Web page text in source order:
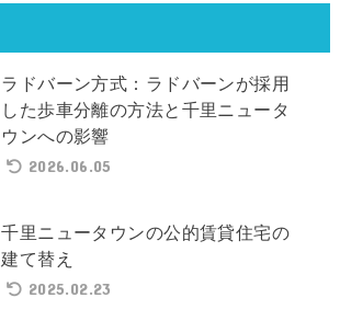
ラドバーン方式：ラドバーンが採用
した歩車分離の方法と千里ニュータ
ウンへの影響
2026.06.05
千里ニュータウンの公的賃貸住宅の
建て替え
2025.02.23